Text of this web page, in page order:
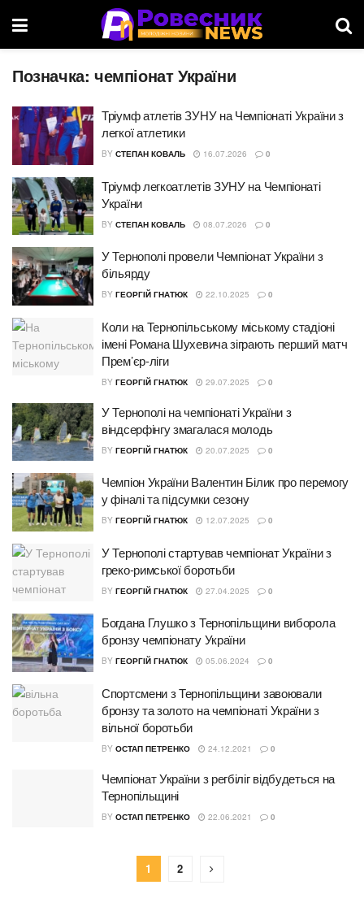
Позначка: чемпіонат України
Тріумф атлетів ЗУНУ на Чемпіонаті України з
легкої атлетики
BY СТЕПАН КОВАЛЬ 16.07.2026 0
Тріумф легкоатлетів ЗУНУ на Чемпіонаті
України
BY СТЕПАН КОВАЛЬ 08.07.2026 0
У Тернополі провели Чемпіонат України з
більярду
BY ГЕОРГІЙ ГНАТЮК 22.10.2025 0
Коли на Тернопільському міському стадіоні
імені Романа Шухевича зіграють перший матч
Прем’єр-ліги
BY ГЕОРГІЙ ГНАТЮК 29.07.2025 0
У Тернополі на чемпіонаті України з
віндсерфінгу змагалася молодь
BY ГЕОРГІЙ ГНАТЮК 20.07.2025 0
Чемпіон України Валентин Білик про перемогу
у фіналі та підсумки сезону
BY ГЕОРГІЙ ГНАТЮК 12.07.2025 0
У Тернополі стартував чемпіонат України з
греко-римської боротьби
BY ГЕОРГІЙ ГНАТЮК 27.04.2025 0
Богдана Глушко з Тернопільщини виборола
бронзу чемпіонату України
BY ГЕОРГІЙ ГНАТЮК 05.06.2024 0
Спортсмени з Тернопільщини завоювали
бронзу та золото на чемпіонаті України з
вільної боротьби
BY ОСТАП ПЕТРЕНКО 24.12.2021 0
Чемпіонат України з регбіліг відбудеться на
Тернопільщині
BY ОСТАП ПЕТРЕНКО 22.06.2021 0
1 2